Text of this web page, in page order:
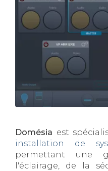
Domésia est
installation de
permettant une
l'éclairage, de la